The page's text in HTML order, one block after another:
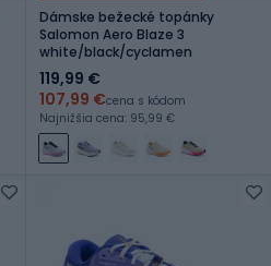
Dámske bežecké topánky
Salomon Aero Blaze 3
white/black/cyclamen
119,99 €
107,99 €cena s kódom
Najnižšia cena: 95,99 €